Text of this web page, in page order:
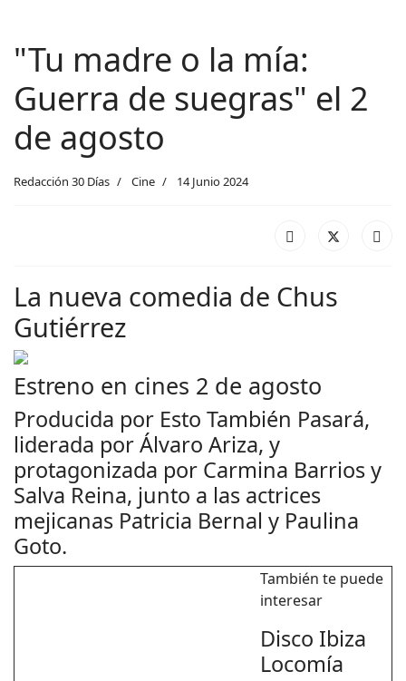
"Tu madre o la mía:
Guerra de suegras" el 2
de agosto
Redacción 30 Días Cine 14 Junio 2024
La nueva comedia de Chus
Gutiérrez
Estreno en cines 2 de agosto
Producida por Esto También Pasará,
liderada por Álvaro Ariza, y
protagonizada por Carmina Barrios y
Salva Reina, junto a las actrices
mejicanas Patricia Bernal y Paulina
Goto.
También te puede
interesar
Disco Ibiza
Locomía